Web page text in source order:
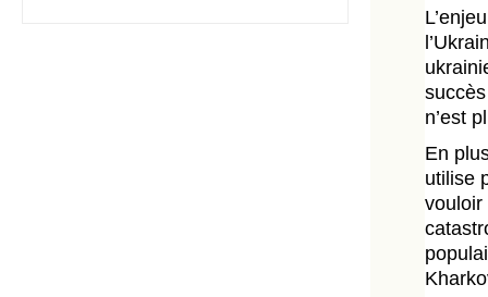
n’est
En
utilise
vouloir